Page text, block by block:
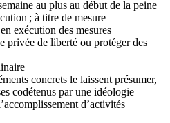
au plus au début de la peine
; à titre de mesure
exécution des mesures
privée de liberté ou protéger des
concrets le laissent présumer,
codétenus par une idéologie
d’activités